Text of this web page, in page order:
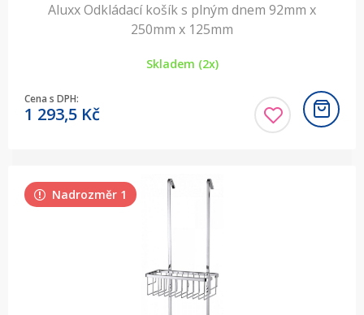
Aluxx Odkládací košík s plným dnem 92mm x
250mm x 125mm
Skladem (2x)
Cena s DPH:
1 293,5 Kč
Nadrozměr 1